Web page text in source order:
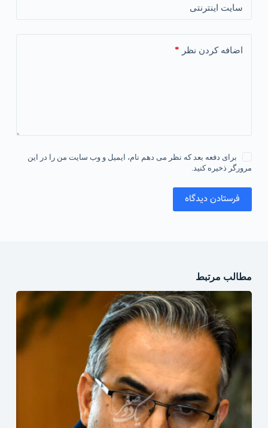
سایت اینترنتی
اضافه کردن نظر *
برای دفعه بعد که نظر می دهم نام، ایمیل و وب سایت من را در این
مرورگر ذخیره کنید.
فرستادن دیدگاه
مطالب مرتبط